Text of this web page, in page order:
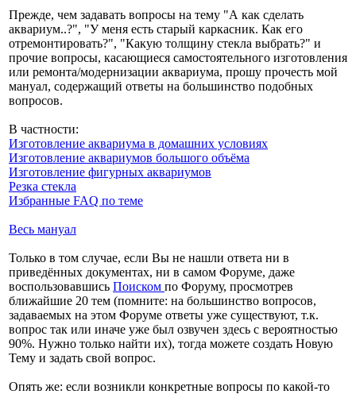
Прежде, чем задавать вопросы на тему "А как сделать
аквариум..?", "У меня есть старый каркасник. Как его
отремонтировать?", "Какую толщину стекла выбрать?" и
прочие вопросы, касающиеся самостоятельного изготовления
или ремонта/модернизации аквариума, прошу прочесть мой
мануал, содержащий ответы на большинство подобных
вопросов.
В частности:
Изготовление аквариума в домашних условиях
Изготовление аквариумов большого объёма
Изготовление фигурных аквариумов
Резка стекла
Избранные FAQ по теме
Весь мануал
Только в том случае, если Вы не нашли ответа ни в
приведённых документах, ни в самом Форуме, даже
воспользовавшись Поиском по Форуму, просмотрев
ближайшие 20 тем (помните: на большинство вопросов,
задаваемых на этом Форуме ответы уже существуют, т.к.
вопрос так или иначе уже был озвучен здесь с вероятностью
90%. Нужно только найти их), тогда можете создать Новую
Тему и задать свой вопрос.
Опять же: если возникли конкретные вопросы по какой-то